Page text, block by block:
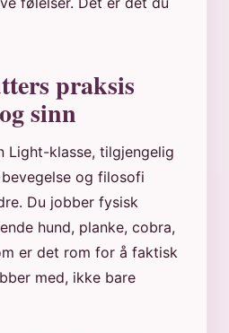
praksis
sinn
Light-klasse, tilgjengelig
og filosofi
Du jobber fysisk
hund, planke, cobra,
er det rom for å faktisk
med, ikke bare